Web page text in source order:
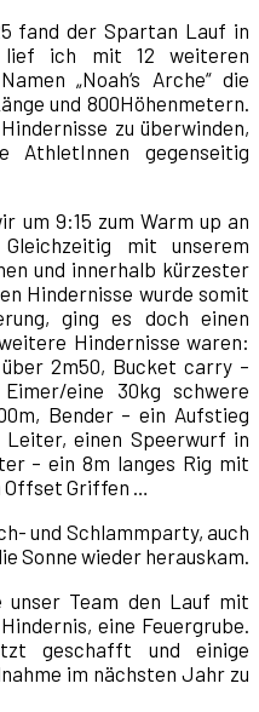
fand der Spartan Lauf in
lief ich mit 12 weiteren
„Noah‘s Arche“ die
und 800Höhenmetern.
zu überwinden,
gegenseitig
um 9:15 zum Warm up an
mit unserem
und innerhalb kürzester
Hindernisse wurde somit
ging es doch einen
Hindernisse waren:
2m50, Bucket carry –
eine 30kg schwere
Bender – ein Aufstieg
Leiter, einen Speerwurf in
– ein 8m langes Rig mit
Offset Griffen …
und Schlammparty, auch
Sonne wieder herauskam.
unser Team den Lauf mit
eine Feuergrube.
geschafft und einige
im nächsten Jahr zu